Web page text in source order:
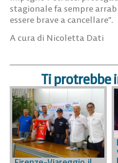
stagionale fa sempre
essere brave a cancellare”.
A cura di Nicoletta Dati
Ti protrebbe